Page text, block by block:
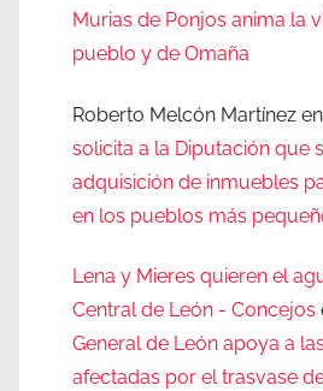
Murias de Ponjos anima la
pueblo y de Omaña
Roberto Melcón Martínez en
solicita a la Diputación que
adquisición de inmuebles
en los pueblos más
Lena y Mieres quieren el
Central de León - Concejos
General de León apoya a
afectadas por el trasvase